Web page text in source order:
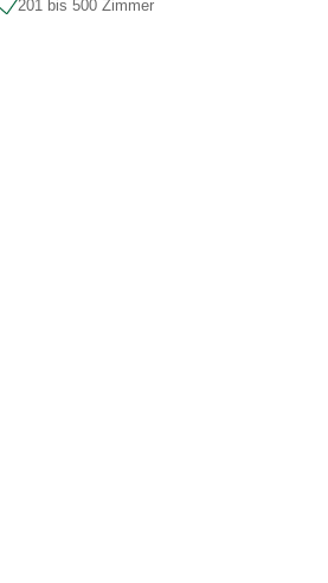
201 bis 500 Zimmer